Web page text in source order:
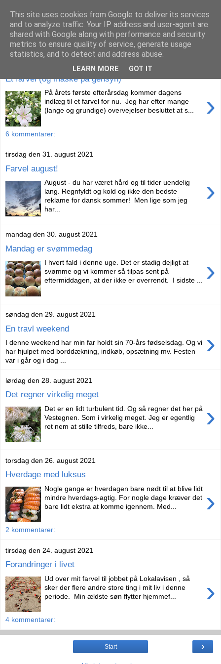
Livet på Vestegnen
onsdag den 1. september 2021
Et farvel (og måske på gensyn)
›
På årets første efterårsdag kommer dagens
indlæg til et farvel for nu. Jeg har efter mange
(lange og grundige) overvejelser besluttet at s...
6 kommentarer:
tirsdag den 31. august 2021
Farvel august!
›
August - du har været hård og til tider uendelig
lang. Regnfyldt og kold og ikke den bedste
reklame for dansk sommer! Men lige som jeg
har...
mandag den 30. august 2021
Mandag er svømmedag
›
I hvert fald i denne uge. Det er stadig dejligt at
svømme og vi kommer så tilpas sent på
eftermiddagen, at der ikke er overrendt. I sidste ...
søndag den 29. august 2021
En travl weekend ›
I denne weekend har min far holdt sin 70-års fødselsdag. Og vi
har hjulpet med borddækning, indkøb, opsætning mv. Festen
var i går og i dag ...
lørdag den 28. august 2021
Det regner virkelig meget
›
Det er en lidt turbulent tid. Og så regner det her på
Vestegnen. Som i virkelig meget. Jeg er egentlig
ret nem at stille tilfreds, bare ikke...
torsdag den 26. august 2021
Hverdage med luksus
›
Nogle gange er hverdagen bare nødt til at blive lidt
mindre hverdags-agtig. For nogle dage kræver det
bare lidt ekstra at komme igennem. Med...
2 kommentarer:
tirsdag den 24. august 2021
Forandringer i livet
›
Ud over mit farvel til jobbet på Lokalavisen , så
sker der flere andre store ting i mit liv i denne
periode. Min ældste søn flytter hjemmef...
4 kommentarer:
›
Start
This site uses cookies from Google to deliver its services
and to analyze traffic. Your IP address and user-agent are
shared with Google along with performance and security
metrics to ensure quality of service, generate usage
statistics, and to detect and address abuse.
LEARN MORE GOT IT